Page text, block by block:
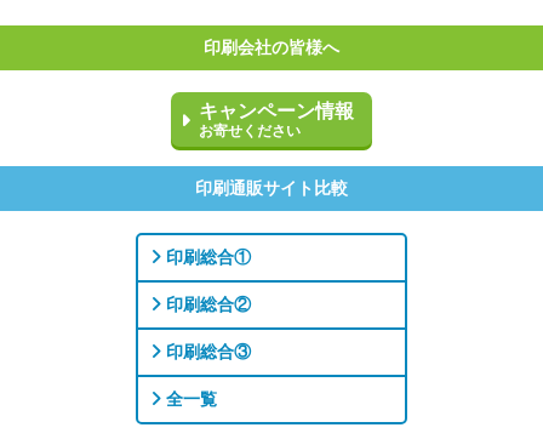
印刷会社の皆様へ
キャンペーン情報
お寄せください
印刷通販サイト比較
印刷総合①
印刷総合②
印刷総合③
全一覧